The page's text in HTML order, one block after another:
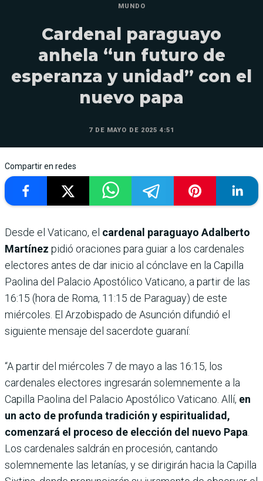
MUNDO
Cardenal paraguayo
anhela “un futuro de
esperanza y unidad” con el
nuevo papa
7 DE MAYO DE 2025 4:51
Compartir en redes
Desde el Vaticano, el cardenal paraguayo Adalberto
Martínez pidió oraciones para guiar a los cardenales
electores antes de dar inicio al cónclave en la Capilla
Paolina del Palacio Apostólico Vaticano, a partir de las
16:15 (hora de Roma, 11:15 de Paraguay) de este
miércoles. El Arzobispado de Asunción difundió el
siguiente mensaje del sacerdote guaraní:
“A partir del miércoles 7 de mayo a las 16:15, los
cardenales electores ingresarán solemnemente a la
Capilla Paolina del Palacio Apostólico Vaticano. Allí, en
un acto de profunda tradición y espiritualidad,
comenzará el proceso de elección del nuevo Papa
Los cardenales saldrán en procesión, cantando
solemnemente las letanías, y se dirigirán hacia la Capilla